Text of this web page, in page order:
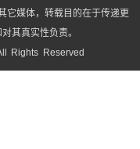
它媒体，转载目的在于传递更
其真实性负责。
Rights Reserved